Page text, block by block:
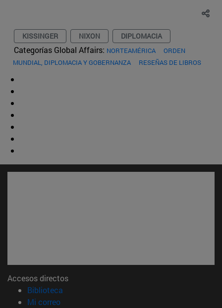
KISSINGER NIXON DIPLOMACIA
Categorías Global Affairs: NORTEAMÉRICA
ORDEN
MUNDIAL, DIPLOMACIA Y GOBERNANZA
RESEÑAS DE LIBROS
Accesos directos
Biblioteca
Mi correo(abre en nueva ventana)